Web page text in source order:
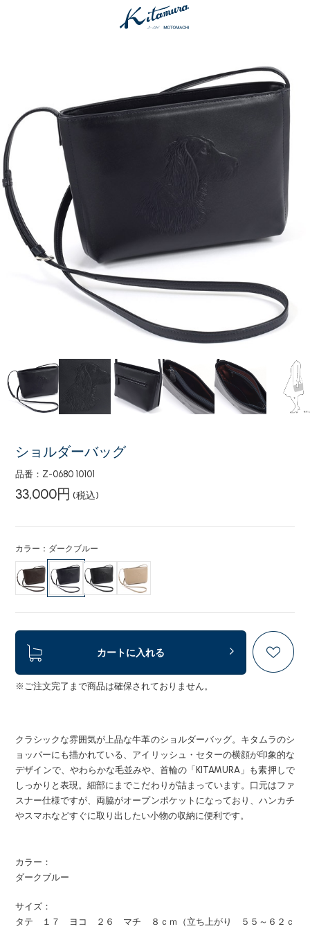
ショルダーバッグ
品番：Z-0680 10101
33,000円 (税込)
カラー：ダークブルー
カートに入れる
※ご注文完了まで商品は確保されておりません。
クラシックな雰囲気が上品な牛革のショルダーバッグ。キタムラのシ
ョッパーにも描かれている、アイリッシュ・セターの横顔が印象的な
デザインで、やわらかな毛並みや、首輪の「KITAMURA」も素押しで
しっかりと表現。細部にまでこだわりが詰まっています。口元はファ
スナー仕様ですが、両脇がオープンポケットになっており、ハンカチ
やスマホなどすぐに取り出したい小物の収納に便利です。
カラー：
ダークブルー
サイズ：
タテ １７ ヨコ ２６ マチ ８ｃｍ（立ち上がり ５５～６２ｃ